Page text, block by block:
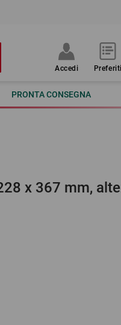
Accedi Preferiti
PRONTA CONSEGNA
x 367 mm,